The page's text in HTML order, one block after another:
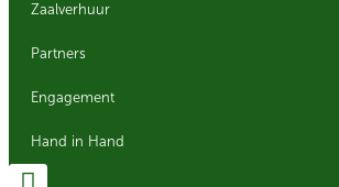
Zaalverhuur
Partners
Engagement
Hand in Hand